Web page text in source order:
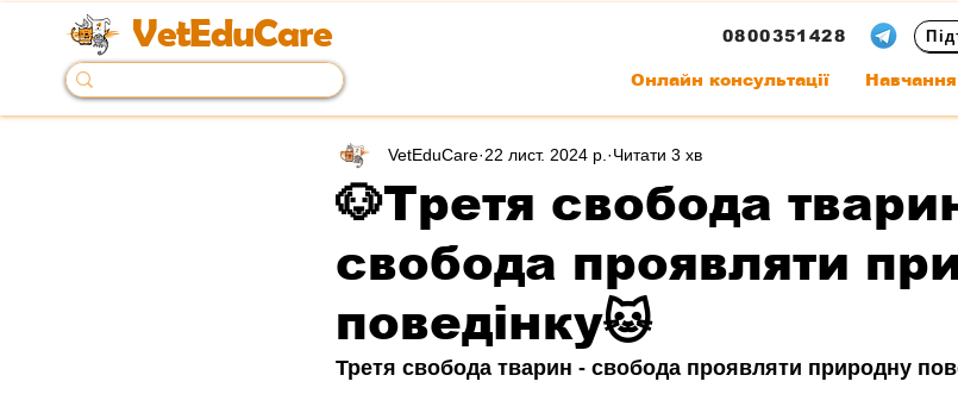
VetEduCare 0800351428
Онлайн консультації
🐶Третя свобода
свобода проявляти
поведінку🐱
VetEduCare 22 лист. 2024 р. Читати 3 хв
Третя свобода тварин - свобода проявляти природну